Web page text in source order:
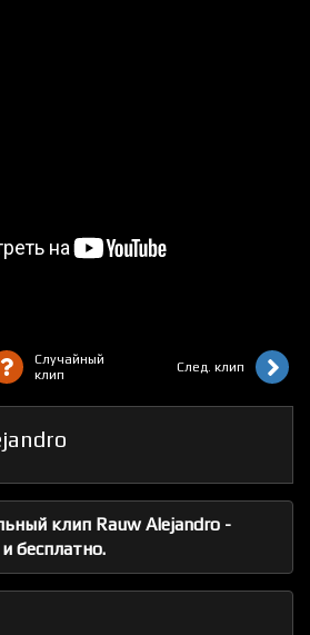
Случайный
клип
След. клип
клип Rauw Alejandro -
бесплатно.